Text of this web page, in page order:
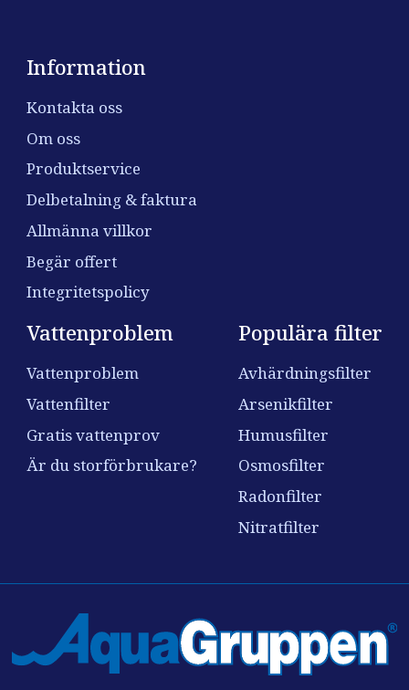
Information
Kontakta oss
Om oss
Produktservice
Delbetalning & faktura
Allmänna villkor
Begär offert
Integritetspolicy
Vattenproblem
Vattenproblem
Vattenfilter
Gratis vattenprov
Är du storförbrukare?
Populära filter
Avhärdningsfilter
Arsenikfilter
Humusfilter
Osmosfilter
Radonfilter
Nitratfilter